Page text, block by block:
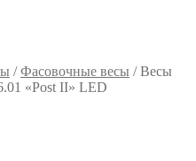
/Фасовочные весы /Весы
«Post II» LED